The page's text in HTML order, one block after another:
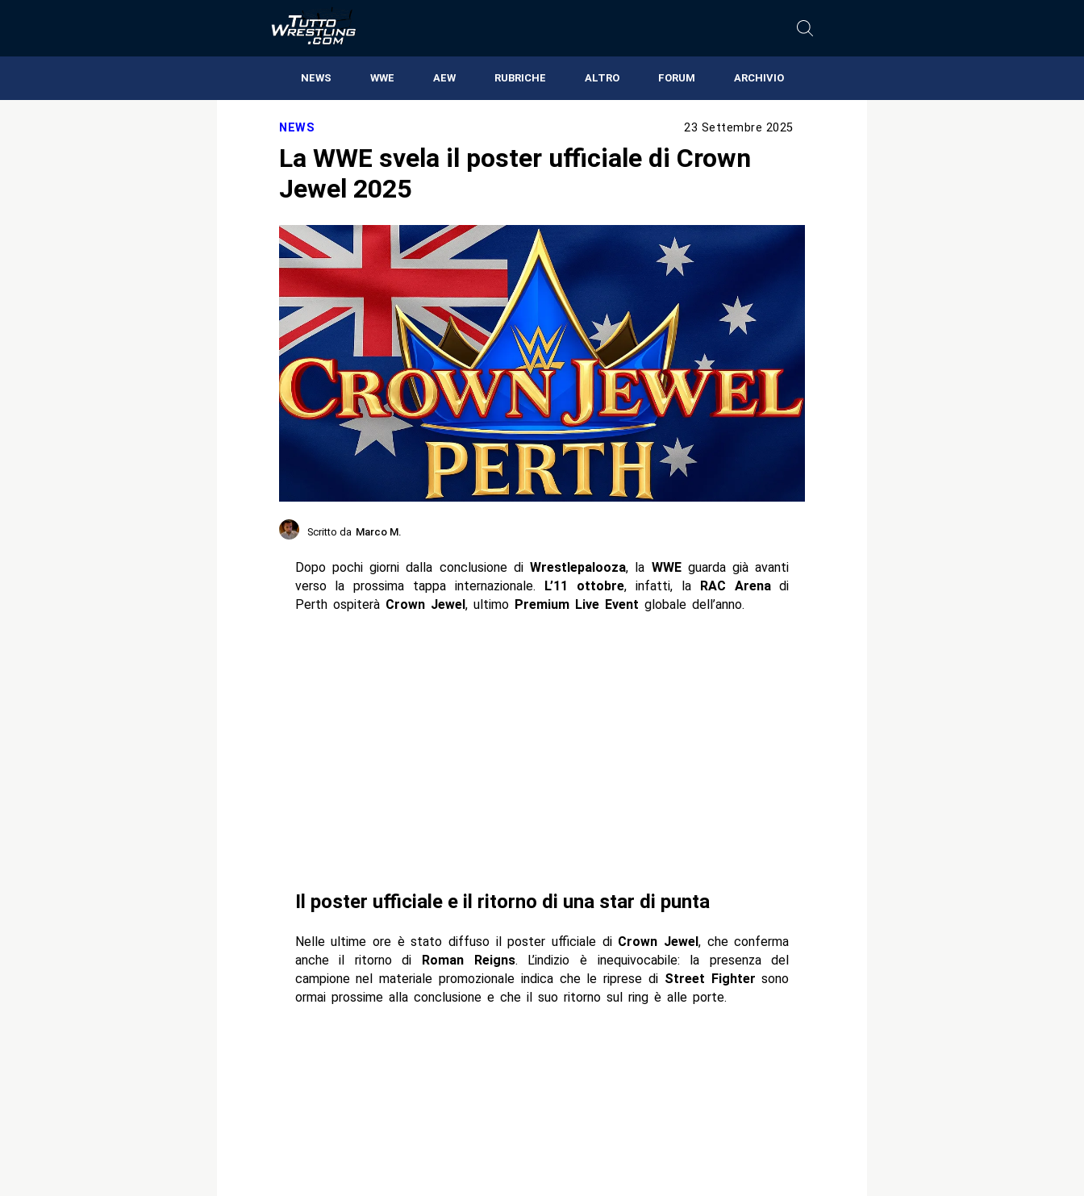
NEWS WWE AEW RUBRICHE ALTRO FORUM ARCHIVIO
NEWS 23 Settembre 2025
La WWE svela il poster ufficiale di Crown
Jewel 2025
Scritto da Marco M.
Dopo pochi giorni dalla conclusione diWrestlepalooza, la WWEguarda già avanti
verso la prossima tappa internazionale. L’11 ottobre, infatti, la RAC Arenadi
Perth ospiterà Crown Jewel, ultimoPremium Live Event globale dell’anno.
Il poster ufficiale e il ritorno di una star di punta
Nelle ultime ore è stato diffuso il poster ufficiale di Crown Jewel, che conferma
anche il ritorno di Roman Reigns. L’indizio è inequivocabile: la presenza del
campione nel materiale promozionale indica che le riprese di Street Fighter sono
ormai prossime alla conclusione e che il suo ritorno sul ring è alle porte.